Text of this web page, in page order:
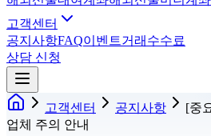
고객센터
공지사항FAQ이벤트거래수수료
상담 신청
고객센터 공지사항
[중
업체 주의 안내